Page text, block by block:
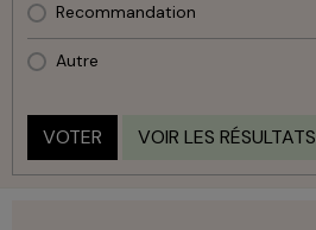
Recommandation
Autre
VOTER VOIR LES RÉSULTATS